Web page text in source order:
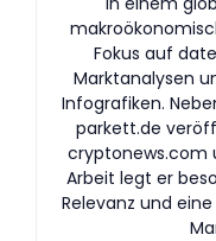
Fokus auf
Marktanalysen
Infografiken.
parkett.de
cryptonews.com
Arbeit legt er
Relevanz und